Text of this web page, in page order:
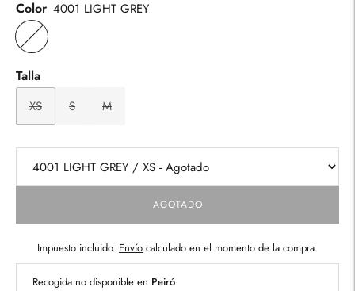
Color 4001 LIGHT GREY
Talla
XS S M
AGOTADO
Impuesto incluido. Envío calculado en el momento de la compra.
Recogida no disponible en Peiró